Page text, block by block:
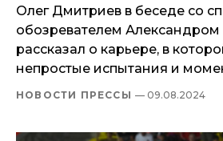
Олег Дмитриев в беседе со
обозревателем
рассказал о карьере, в
непростые испытания и
НОВОСТИ ПРЕССЫ — 09.08.2024